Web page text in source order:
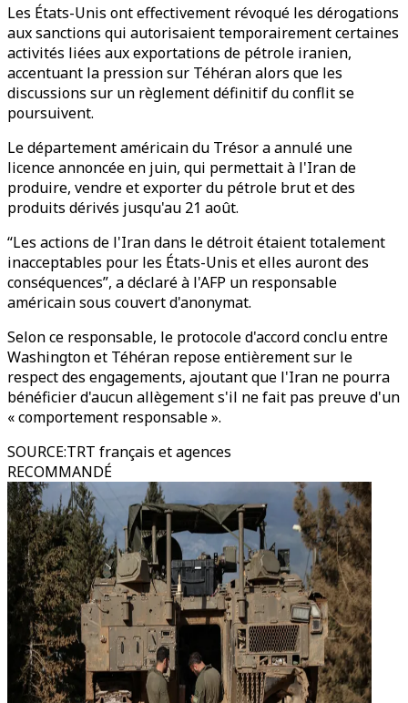
Les États-Unis ont effectivement révoqué les dérogations
aux sanctions qui autorisaient temporairement certaines
activités liées aux exportations de pétrole iranien,
accentuant la pression sur Téhéran alors que les
discussions sur un règlement définitif du conflit se
poursuivent.
Le département américain du Trésor a annulé une
licence annoncée en juin, qui permettait à l'Iran de
produire, vendre et exporter du pétrole brut et des
produits dérivés jusqu'au 21 août.
“Les actions de l'Iran dans le détroit étaient totalement
inacceptables pour les États-Unis et elles auront des
conséquences”, a déclaré à l'AFP un responsable
américain sous couvert d'anonymat.
Selon ce responsable, le protocole d'accord conclu entre
Washington et Téhéran repose entièrement sur le
respect des engagements, ajoutant que l'Iran ne pourra
bénéficier d'aucun allègement s'il ne fait pas preuve d'un
« comportement responsable ».
SOURCE:TRT français et agences
RECOMMANDÉ